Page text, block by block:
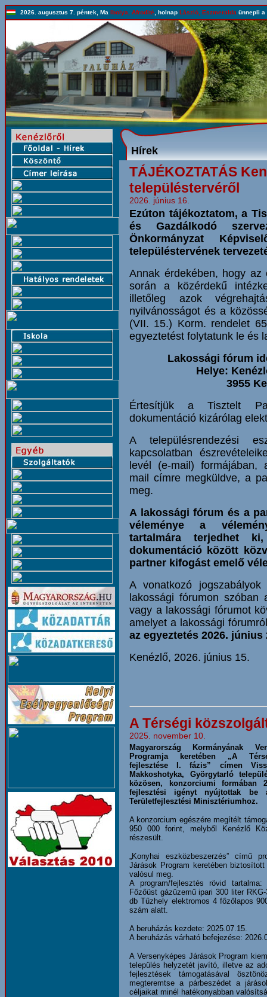
2026. augusztus 7. péntek, Ma Ibolya, Afrodité , holnap László, Eszmeralda ünnepli a
Hírek
TÁJÉKOZTATÁS
településtervéről
2026. június 16.
Ezúton tájékoztatom, a
és Gazdálkodó
Önkormányzat
településtervének
Annak érdekében, hogy
során a közérdekű
illetőleg azok
nyilvánosságot és a
(VII. 15.) Korm. rendelet
egyeztetést folytatunk le és
Lakossági fórum
Helye:
3955
Értesítjük a Tisztelt
dokumentáció kizárólag
A településrendezési
kapcsolatban
levél (e-mail) formájában,
mail címre megküldve, a
meg.
A lakossági fórum és a
véleménye a
tartalmára terjedhet
dokumentáció között
partner kifogást emelő
A vonatkozó
lakossági fórumon szóban
vagy a lakossági fórumot
amelyet a lakossági
az egyeztetés 2026.
Kenézlő, 2026. június 15.
A Térségi
2025. november 10.
Magyarország Kormányának
Programja keretében „A
fejlesztése I. fázis” címen
Makkoshotyka, Györgytarló
közösen, konzorciumi formában
fejlesztési igényt nyújtottak be
Területfejlesztési Minisztériumhoz.
A konzorcium egészére megítélt
950 000 forint, melyből Kenézlő
részesült.
„Konyhai eszközbeszerzés” című
Járások Program keretében
valósul meg.
A program/fejlesztés rövid tartalma:
Főzőüst gázüzemű ipari 300 liter
db Tűzhely elektromos 4 főzőlapos
szám alatt.
A beruházás kezdete: 2025.07.15.
A beruházás várható befejezése:
A Versenyképes Járások Program
település helyzetét javító, illetve az
fejlesztések támogatásával
megteremtse a párbeszédet a
céljaikat minél hatékonyabban